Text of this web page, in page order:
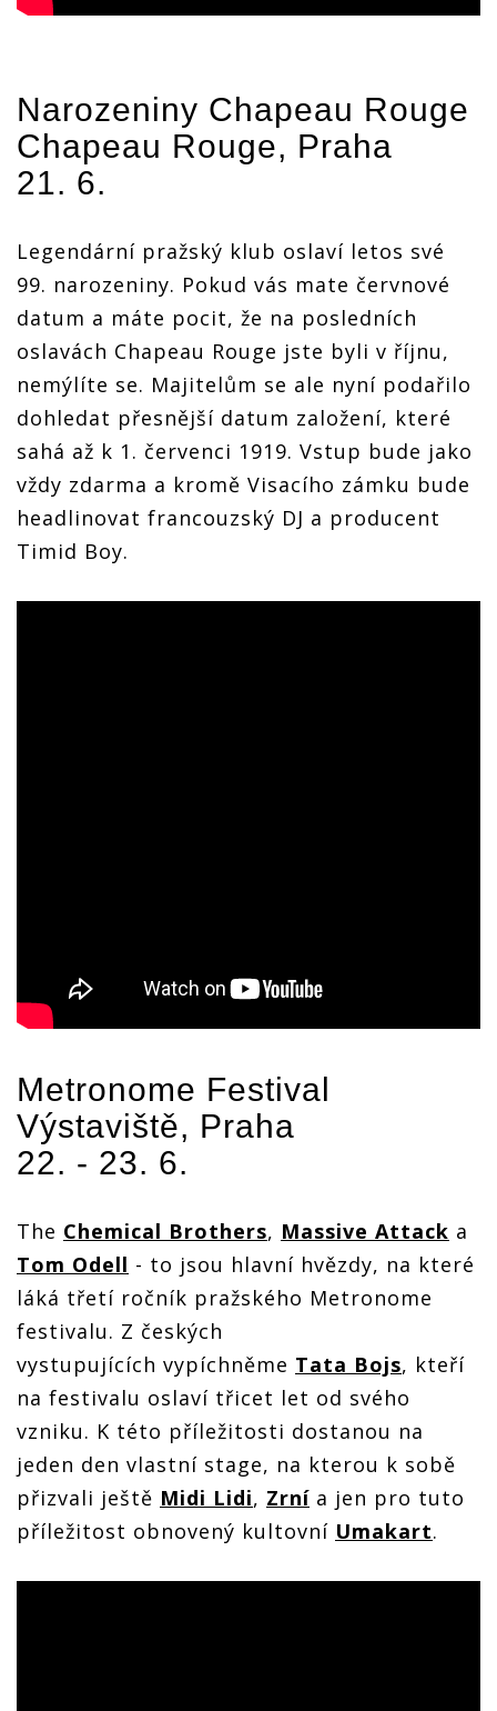
Narozeniny Chapeau Rouge
Chapeau Rouge, Praha
21. 6.
Legendární pražský klub oslaví letos své
99. narozeniny. Pokud vás mate červnové
datum a máte pocit, že na posledních
oslavách Chapeau Rouge jste byli v říjnu,
nemýlíte se. Majitelům se ale nyní podařilo
dohledat přesnější datum založení, které
sahá až k 1. červenci 1919. Vstup bude jako
vždy zdarma a kromě Visacího zámku bude
headlinovat francouzský DJ a producent
Timid Boy.
Metronome Festival
Výstaviště, Praha
22. - 23. 6.
The Chemical Brothers, Massive Attack a
Tom Odell - to jsou hlavní hvězdy, na které
láká třetí ročník pražského Metronome
festivalu. Z českých
vystupujících vypíchněme Tata Bojs, kteří
na festivalu oslaví třicet let od svého
vzniku. K této příležitosti dostanou na
jeden den vlastní stage, na kterou k sobě
přizvali ještě Midi Lidi, Zrní a jen pro tuto
příležitost obnovený kultovní Umakart.